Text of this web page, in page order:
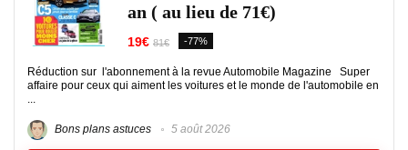
an ( au lieu de 71€)
19€ 81€ -77%
Réduction sur l'abonnement à la revue Automobile Magazine Super
affaire pour ceux qui aiment les voitures et le monde de l'automobile en
...
Bons plans astuces 5 août 2026